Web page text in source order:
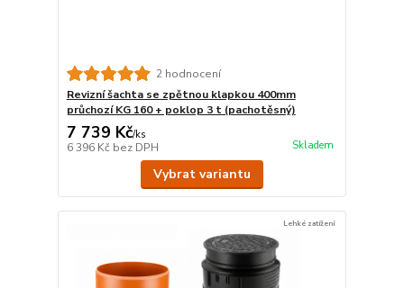
2 hodnocení
Revizní šachta se zpětnou klapkou 400mm
průchozí KG 160 + poklop 3 t (pachotěsný)
7 739 Kč/ks
6 396 Kč bez DPH Skladem
Vybrat variantu
Lehké zatížení